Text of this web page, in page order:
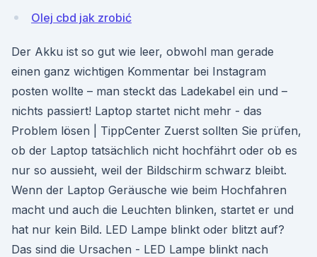
Olej cbd jak zrobić
Der Akku ist so gut wie leer, obwohl man gerade
einen ganz wichtigen Kommentar bei Instagram
posten wollte – man steckt das Ladekabel ein und –
nichts passiert! Laptop startet nicht mehr - das
Problem lösen | TippCenter Zuerst sollten Sie prüfen,
ob der Laptop tatsächlich nicht hochfährt oder ob es
nur so aussieht, weil der Bildschirm schwarz bleibt.
Wenn der Laptop Geräusche wie beim Hochfahren
macht und auch die Leuchten blinken, startet er und
hat nur kein Bild. LED Lampe blinkt oder blitzt auf?
Das sind die Ursachen - LED Lampe blinkt nach